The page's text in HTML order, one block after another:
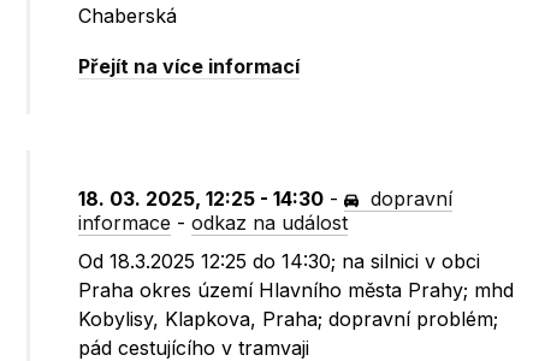
Chaberská
Přejít na více informací
18. 03. 2025, 12:25 - 14:30 -
dopravní
informace -odkaz na událost
Od 18.3.2025 12:25 do 14:30; na silnici v obci
Praha okres území Hlavního města Prahy; mhd
Kobylisy, Klapkova, Praha; dopravní problém;
pád cestujícího v tramvaji